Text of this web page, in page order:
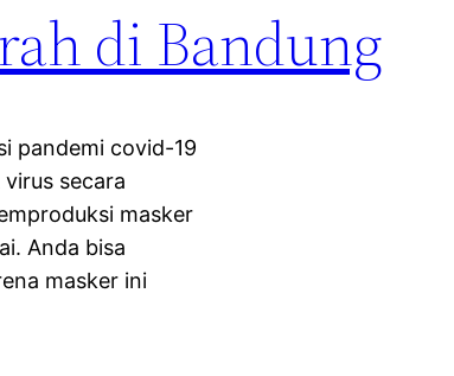
di Bandung
pandemi covid-19
secara
masker
Anda bisa
masker ini